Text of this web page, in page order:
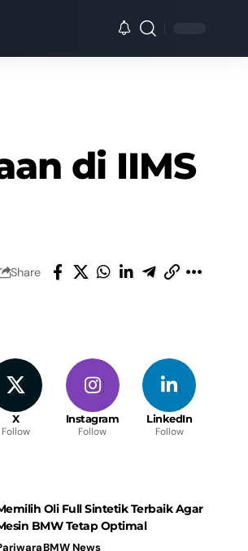
di IIMS
Share
X
Follow
Instagram
Follow
LinkedIn
Follow
Oli Full Sintetik Terbaik Agar
BMW Tetap Optimal
BMW News